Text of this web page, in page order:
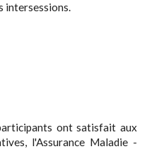
intersessions.
ont satisfait aux
l'Assurance Maladie -